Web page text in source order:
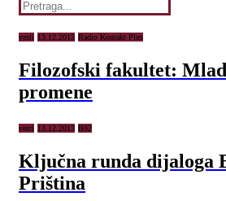
vesti 13.12.2013 Radio Kontakt Plus
Filozofski fakultet:
promene
vesti 13.12.2013 B92
Ključna runda dijaloga
Priština